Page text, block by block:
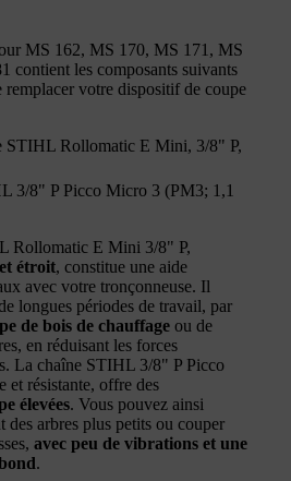
MS 162, MS 170, MS 171, MS
contient les composants suivants
remplacer votre dispositif de coupe
STIHL Rollomatic E Mini, 3/8" P,
3/8" P Picco Micro 3 (PM3; 1,1
Rollomatic E Mini 3/8" P,
étroit, constitue une aide
avec votre tronçonneuse. Il
longues périodes de travail, par
de bois de chauffage ou de
en réduisant les forces
La chaîne STIHL 3/8" P Picco
et résistante, offre des
élevées. Vous pouvez ainsi
des arbres plus petits ou couper
avec peu de vibrations et une
.